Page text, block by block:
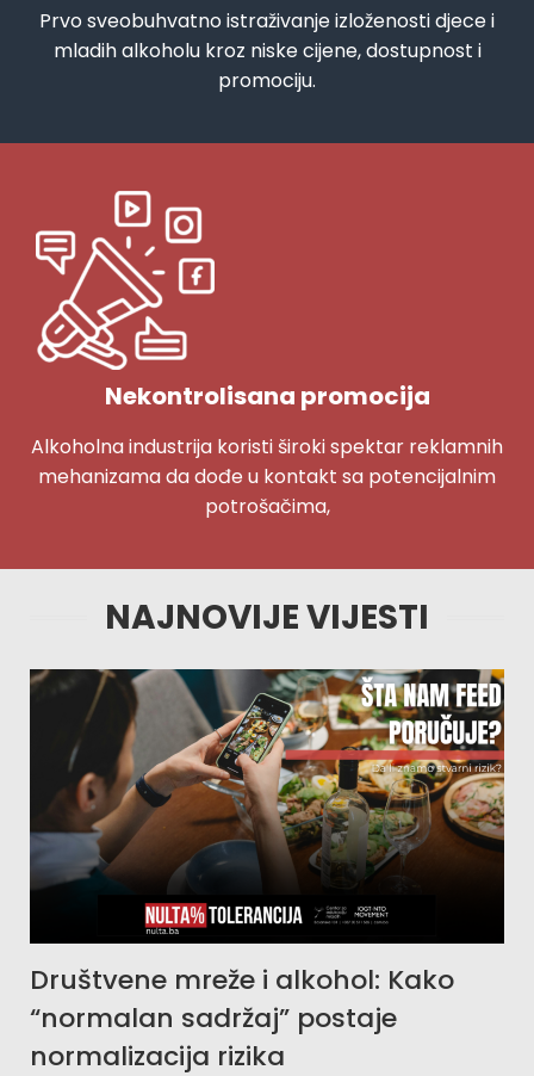
Prvo sveobuhvatno istraživanje izloženosti djece i
mladih alkoholu kroz niske cijene, dostupnost i
promociju.
Nekontrolisana promocija
Alkoholna industrija koristi široki spektar reklamnih
mehanizama da dođe u kontakt sa potencijalnim
potrošačima,
NAJNOVIJE VIJESTI
Društvene mreže i alkohol: Kako
“normalan sadržaj” postaje
normalizacija rizika